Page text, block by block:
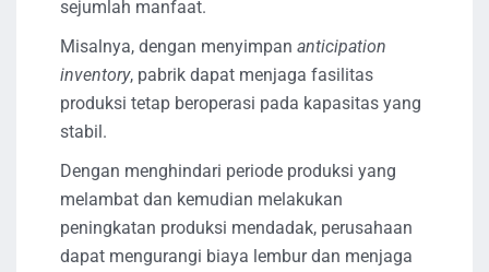
sejumlah manfaat.
Misalnya, dengan menyimpan anticipation
inventory, pabrik dapat menjaga fasilitas
produksi tetap beroperasi pada kapasitas yang
stabil.
Dengan menghindari periode produksi yang
melambat dan kemudian melakukan
peningkatan produksi mendadak, perusahaan
dapat mengurangi biaya lembur dan menjaga